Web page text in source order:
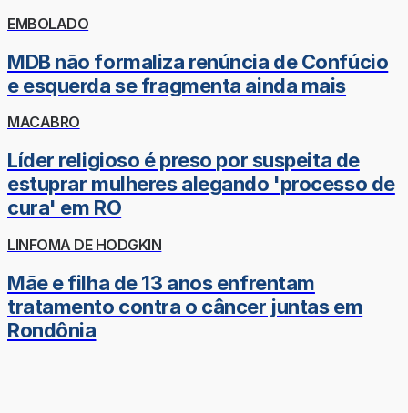
EMBOLADO
MDB não formaliza renúncia de Confúcio
e esquerda se fragmenta ainda mais
MACABRO
Líder religioso é preso por suspeita de
estuprar mulheres alegando 'processo de
cura' em RO
LINFOMA DE HODGKIN
Mãe e filha de 13 anos enfrentam
tratamento contra o câncer juntas em
Rondônia